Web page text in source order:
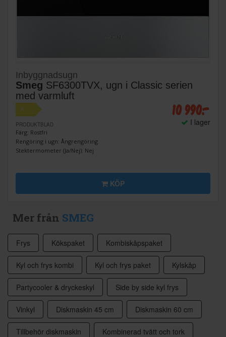
Inbyggnadsugn
Smeg SF6300TVX, ugn i Classic serien
med varmluft
A
PRODUKTBLAD
Färg: Rostfri
Rengöring i ugn: Ångrengöring
Stektermometer (Ja/Nej): Nej
10 990:-
I lager
KÖP
Mer från SMEG
Frys Kökspaket Kombiskåpspaket
Kyl och frys kombi Kyl och frys paket Kylskåp
Partycooler & dryckeskyl Side by side kyl frys
Vinkyl Diskmaskin 45 cm Diskmaskin 60 cm
Tillbehör diskmaskin Kombinerad tvätt och tork